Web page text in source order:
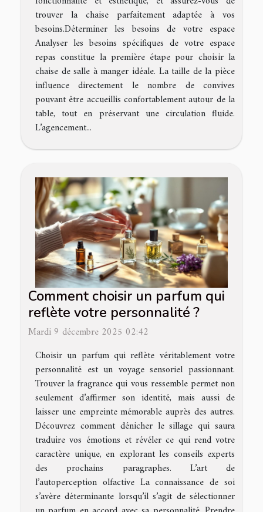
trouver la chaise parfaitement adaptée à vos
besoins.Déterminer les besoins de votre espace
Analyser les besoins spécifiques de votre espace
repas constitue la première étape pour choisir la
chaise de salle à manger idéale. La taille de la pièce
influence directement le nombre de convives
pouvant être accueillis confortablement autour de la
table, tout en préservant une circulation fluide.
L’agencement...
Comment choisir un parfum qui
reflète votre personnalité ?
Mardi 9 décembre 2025 02:42
Choisir un parfum qui reflète véritablement votre
personnalité est un voyage sensoriel passionnant.
Trouver la fragrance qui vous ressemble permet non
seulement d’affirmer son identité, mais aussi de
laisser une empreinte mémorable auprès des autres.
Découvrez comment dénicher le sillage qui saura
traduire vos émotions et révéler ce qui rend votre
caractère unique, en explorant les conseils experts
des prochains paragraphes. L’art de
l’autoperception olfactive La connaissance de soi
s’avère déterminante lorsqu’il s’agit de sélectionner